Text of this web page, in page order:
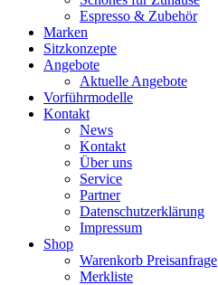
Espresso & Zubehör
Marken
Sitzkonzepte
Angebote
Aktuelle Angebote
Vorführmodelle
Kontakt
News
Kontakt
Über uns
Service
Partner
Datenschutzerklärung
Impressum
Shop
Warenkorb Preisanfrage
Merkliste